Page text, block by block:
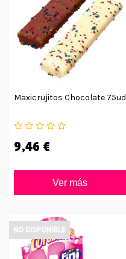
Maxicrujitos Chocolate 75ud
9,46 €
Ver más
NO DISPONIBLE